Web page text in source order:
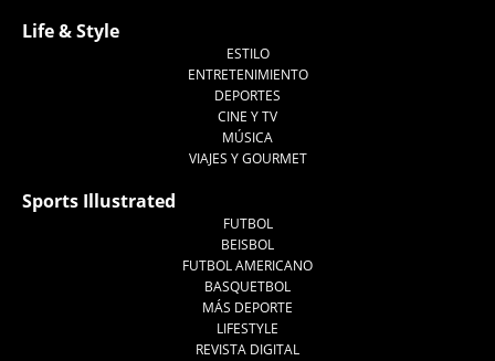
Life & Style
ESTILO
ENTRETENIMIENTO
DEPORTES
CINE Y TV
MÚSICA
VIAJES Y GOURMET
Sports Illustrated
FUTBOL
BEISBOL
FUTBOL AMERICANO
BASQUETBOL
MÁS DEPORTE
LIFESTYLE
REVISTA DIGITAL